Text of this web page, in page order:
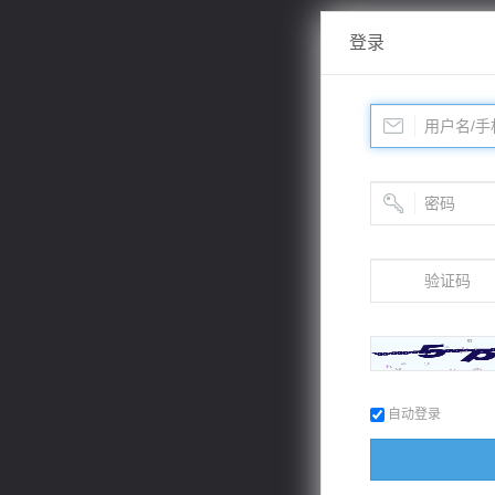
登录
自动登录